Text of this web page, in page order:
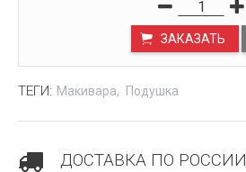
ЗАКАЗАТЬ
ТЕГИ: Макивара Подушка
ДОСТАВКА ПО РОССИИ